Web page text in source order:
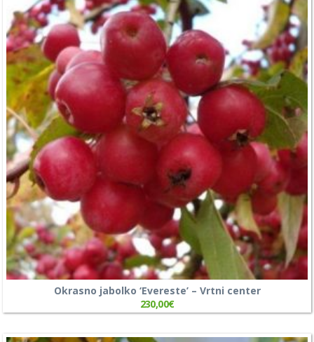
Okrasno jabolko ‘Evereste’ – Vrtni center
230,00€